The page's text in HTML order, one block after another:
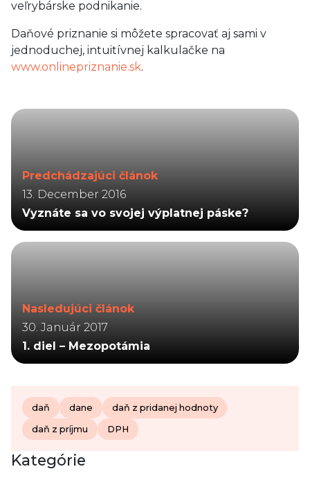
veľrybárske podnikanie.
Daňové priznanie si môžete spracovať aj sami v
jednoduchej, intuitívnej kalkulačke na
www.onlinepriznanie.sk.
Predchádzajúci článok
13. December 2016
Vyznáte sa vo svojej výplatnej páske?
Nasledujúci článok
30. Január 2017
1. diel – Mezopotámia
daň dane daň z pridanej hodnoty
daň z príjmu DPH
Kategórie